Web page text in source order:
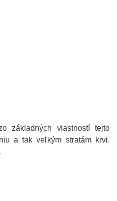
základných vlastností tejto
a tak veľkým stratám krvi.